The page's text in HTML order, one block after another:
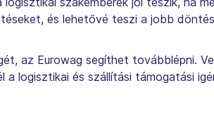
és lehetővé teszi a jobb
az Eurowag segíthet továbblépni.
logisztikai és szállítási támogatási